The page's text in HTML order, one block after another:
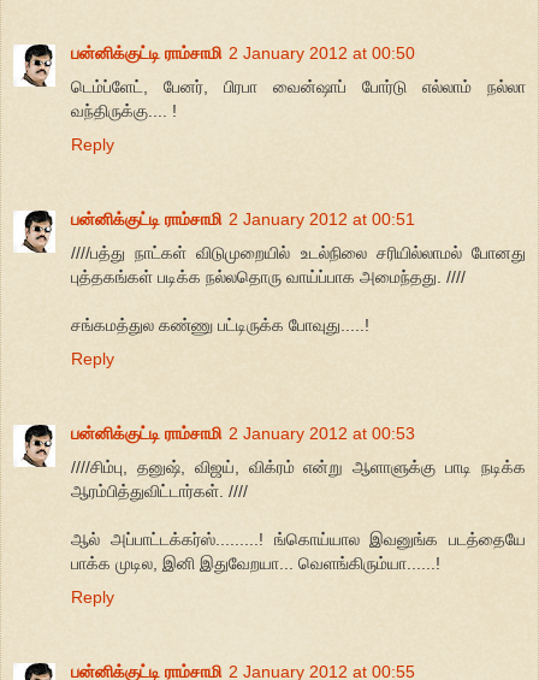
பன்னிக்குட்டி ராம்சாமி 2 January 2012 at 00:50
டெம்ப்ளேட், பேனர், பிரபா வைன்ஷாப் போர்டு எல்லாம் நல்லா
வந்திருக்கு.... !
Reply
பன்னிக்குட்டி ராம்சாமி 2 January 2012 at 00:51
////பத்து நாட்கள் விடுமுறையில் உடல்நிலை சரியில்லாமல் போனது
புத்தகங்கள் படிக்க நல்லதொரு வாய்ப்பாக அமைந்தது. ////
சங்கமத்துல கண்ணு பட்டிருக்க போவுது.....!
Reply
பன்னிக்குட்டி ராம்சாமி 2 January 2012 at 00:53
////சிம்பு, தனுஷ், விஜய், விக்ரம் என்று ஆளாளுக்கு பாடி நடிக்க
ஆரம்பித்துவிட்டார்கள். ////
ஆல் அப்பாட்டக்கர்ஸ்.........! ங்கொய்யால இவனுங்க படத்தையே
பாக்க முடில, இனி இதுவேறயா... வெளங்கிரும்யா......!
Reply
பன்னிக்குட்டி ராம்சாமி 2 January 2012 at 00:55